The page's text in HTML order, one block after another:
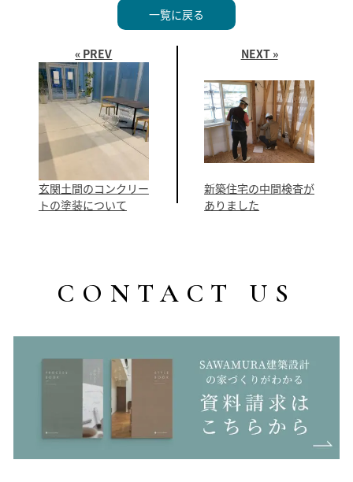
« PREV
玄関土間のコンクリー
トの塗装について
一覧に戻る
NEXT »
新築住宅の中間検査が
ありました
CONTACT US